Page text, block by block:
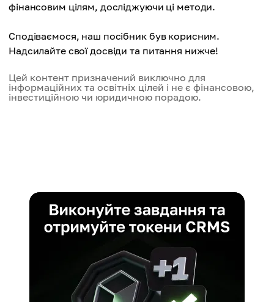
фінансовим цілям, досліджуючи ці методи.
Сподіваємося, наш посібник був корисним.
Надсилайте свої досвіди та питання нижче!
Цей контент призначений виключно для
інформаційних та освітніх цілей і не є фінансовою,
інвестиційною чи юридичною порадою.